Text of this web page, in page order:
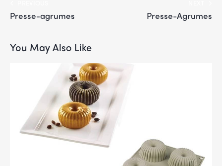
Presse-agrumes Presse-Agrumes
You May Also Like